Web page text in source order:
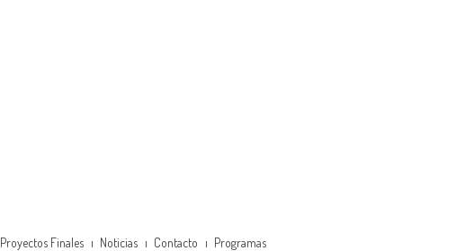
Proyectos Finales Noticias Contacto Programas